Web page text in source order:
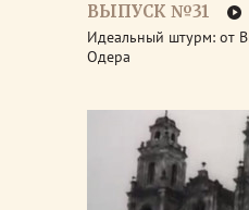
ВЫПУСК №31
Идеальный штурм: от
Одера